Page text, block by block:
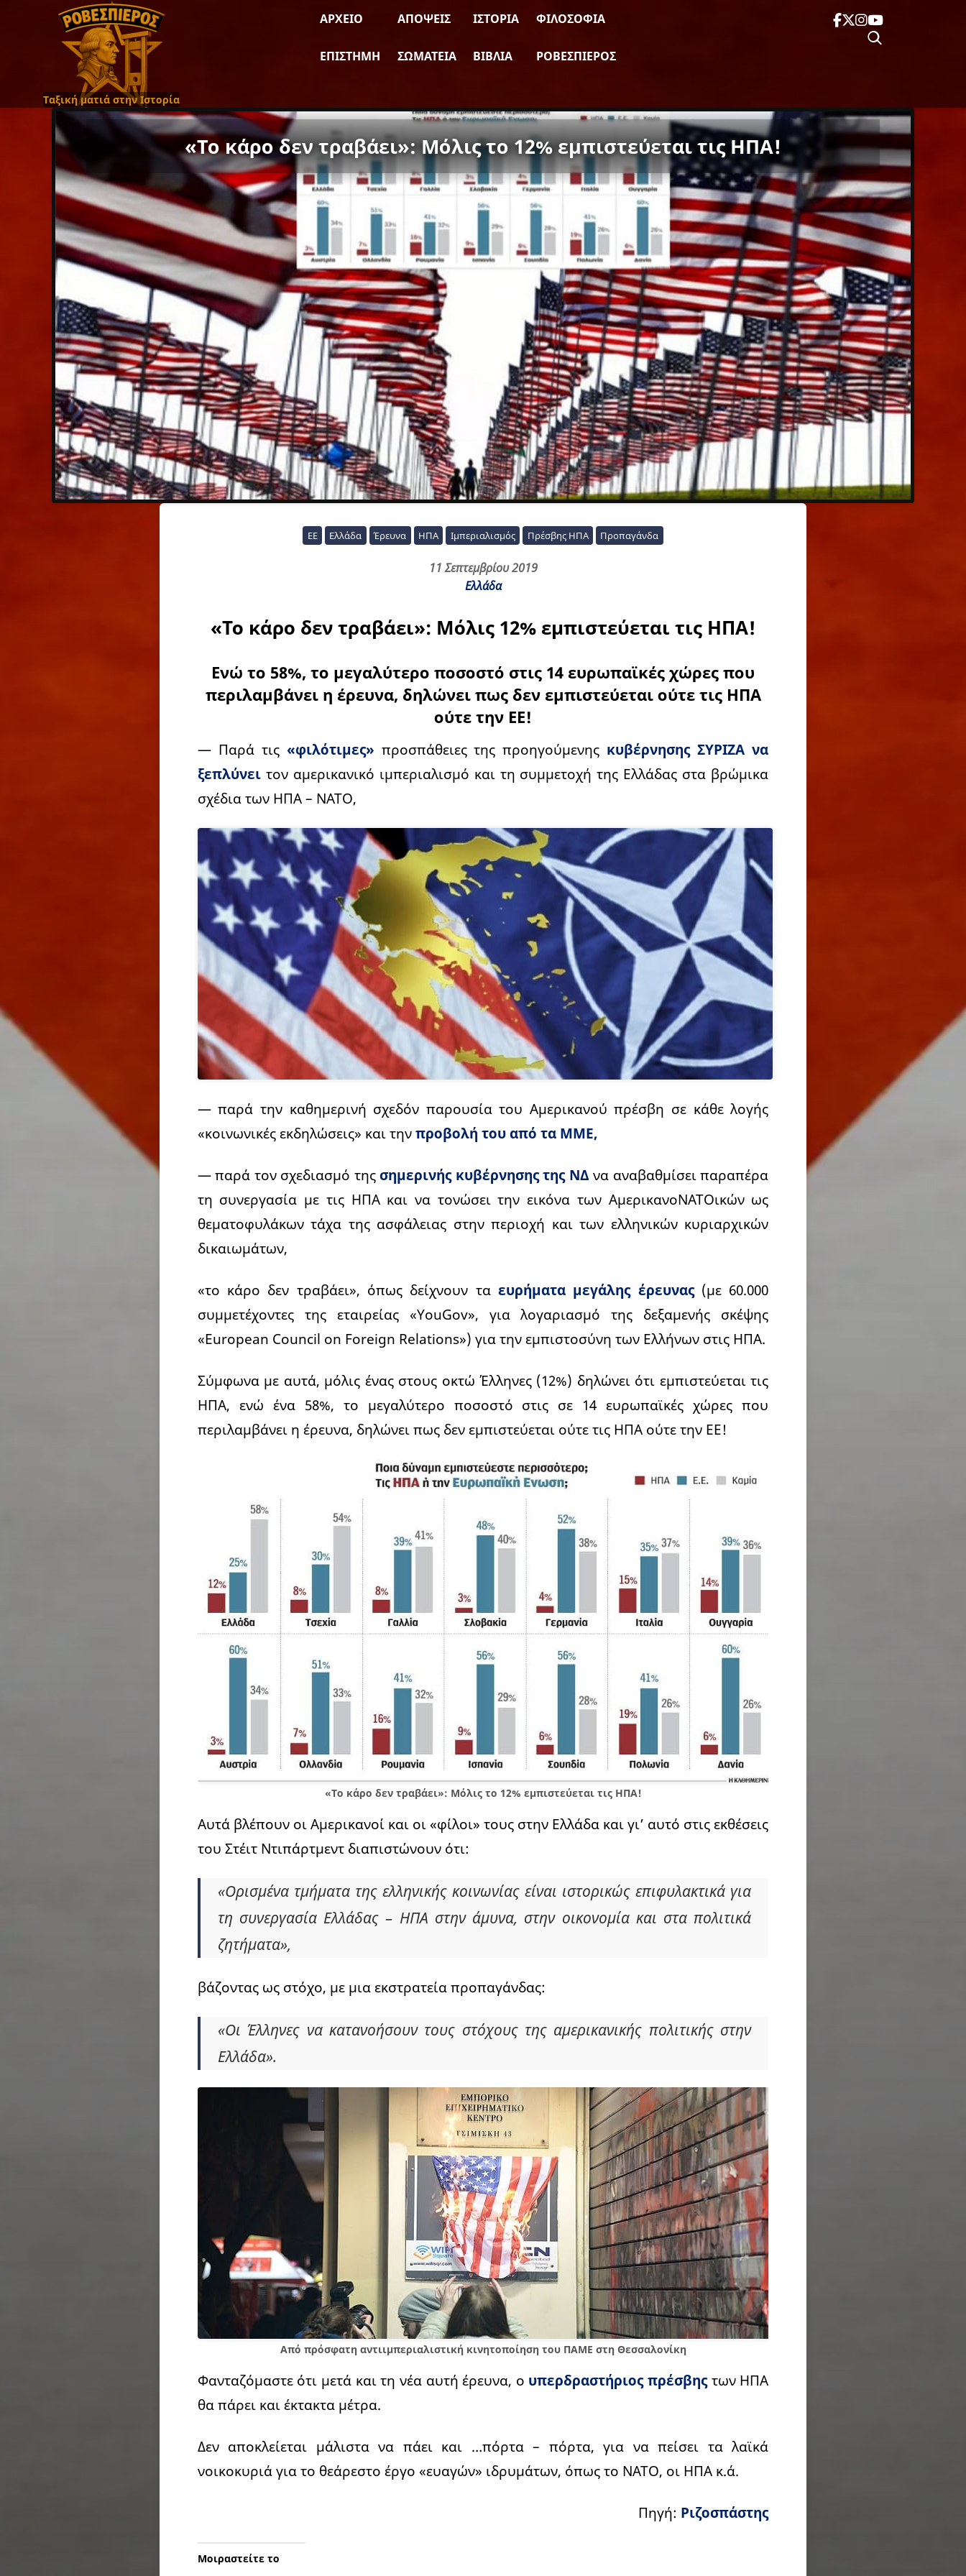
Ταξική ματιά στην Ιστορία
ΑΡΧΕΊΟ ΑΠΌΨΕΙΣ ΙΣΤΟΡΊΑ ΦΙΛΟΣΟΦΊΑ
ΕΠΙΣΤΉΜΗ ΣΩΜΑΤΕΊΑ ΒΙΒΛΊΑ ΡΟΒΕΣΠΙΈΡΟΣ
«Το κάρο δεν τραβάει»: Μόλις το 12% εμπιστεύεται τις ΗΠΑ!
ΕΕ Ελλάδα Έρευνα ΗΠΑ Ιμπεριαλισμός Πρέσβης ΗΠΑ Προπαγάνδα
11 Σεπτεμβρίου 2019
Ελλάδα
«Το κάρο δεν τραβάει»: Μόλις 12% εμπιστεύεται τις ΗΠΑ!
Ενώ το 58%, το μεγαλύτερο ποσοστό στις 14 ευρωπαϊκές χώρες που
περιλαμβάνει η έρευνα, δηλώνει πως δεν εμπιστεύεται ούτε τις ΗΠΑ
ούτε την ΕΕ!
— Παρά τις «φιλότιμες» προσπάθειες της προηγούμενης κυβέρνησης ΣΥΡΙΖΑ να
ξεπλύνειτον αμερικανικό ιμπεριαλισμό και τη συμμετοχή της Ελλάδας στα βρώμικα
σχέδια των ΗΠΑ – ΝΑΤΟ,
— παρά την καθημερινή σχεδόν παρουσία του Αμερικανού πρέσβη σε κάθε λογής
«κοινωνικές εκδηλώσεις» και τηνπροβολή του από τα ΜΜΕ,
— παρά τον σχεδιασμό τηςσημερινής κυβέρνησης της ΝΔ να αναβαθμίσει παραπέρα
τη συνεργασία με τις ΗΠΑ και να τονώσει την εικόνα των ΑμερικανοΝΑΤΟικών ως
θεματοφυλάκων τάχα της ασφάλειας στην περιοχή και των ελληνικών κυριαρχικών
δικαιωμάτων,
«το κάρο δεν τραβάει», όπως δείχνουν τα ευρήματα μεγάλης έρευνας(με 60.000
συμμετέχοντες της εταιρείας «YouGov», για λογαριασμό της δεξαμενής σκέψης
«European Council on Foreign Relations») για την εμπιστοσύνη των Ελλήνων στις ΗΠΑ.
Σύμφωνα με αυτά, μόλις ένας στους οκτώ Έλληνες (12%) δηλώνει ότι εμπιστεύεται τις
ΗΠΑ, ενώ ένα 58%, το μεγαλύτερο ποσοστό στις σε 14 ευρωπαϊκές χώρες που
περιλαμβάνει η έρευνα, δηλώνει πως δεν εμπιστεύεται ούτε τις ΗΠΑ ούτε την ΕΕ!
«Το κάρο δεν τραβάει»: Μόλις το 12% εμπιστεύεται τις ΗΠΑ!
Αυτά βλέπουν οι Αμερικανοί και οι «φίλοι» τους στην Ελλάδα και γι’ αυτό στις εκθέσεις
του Στέιτ Ντιπάρτμεντ διαπιστώνουν ότι:
«Ορισμένα τμήματα της ελληνικής κοινωνίας είναι ιστορικώς επιφυλακτικά για
τη συνεργασία Ελλάδας – ΗΠΑ στην άμυνα, στην οικονομία και στα πολιτικά
ζητήματα»,
βάζοντας ως στόχο, με μια εκστρατεία προπαγάνδας:
«Οι Έλληνες να κατανοήσουν τους στόχους της αμερικανικής πολιτικής στην
Ελλάδα».
Από πρόσφατη αντιιμπεριαλιστική κινητοποίηση του ΠΑΜΕ στη Θεσσαλονίκη
Φανταζόμαστε ότι μετά και τη νέα αυτή έρευνα, ο υπερδραστήριος πρέσβηςτων ΗΠΑ
θα πάρει και έκτακτα μέτρα.
Δεν αποκλείεται μάλιστα να πάει και …πόρτα – πόρτα, για να πείσει τα λαϊκά
νοικοκυριά για το θεάρεστο έργο «ευαγών» ιδρυμάτων, όπως το ΝΑΤΟ, οι ΗΠΑ κ.ά.
Πηγή: Ριζοσπάστης
Μοιραστείτε το